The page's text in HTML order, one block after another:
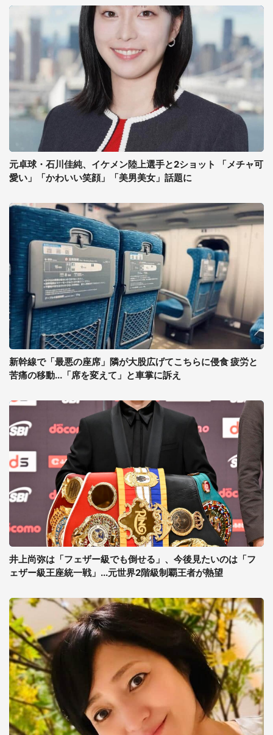
元卓球・石川佳純、イケメン陸上選手と2ショット 「メチャ可
愛い」「かわいい笑顔」「美男美女」話題に
新幹線で「最悪の座席」隣が大股広げてこちらに侵食 疲労と
苦痛の移動...「席を変えて」と車掌に訴え
井上尚弥は「フェザー級でも倒せる」、今後見たいのは「フ
ェザー級王座統一戦」...元世界2階級制覇王者が熱望